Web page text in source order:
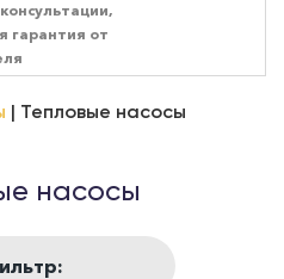
гарантия от
Тепловые насосы
насосы